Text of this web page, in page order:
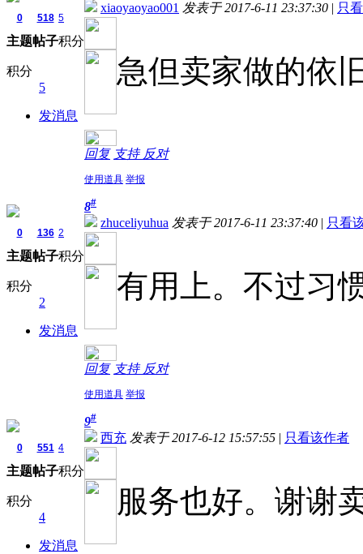
0
主题
518
帖子
5
积分
积分
5
发消息
xiaoyaoyao001 发表于 2017-6-11 23:37:30 | 只
急但卖家做的依
回复 支持 反对
使用道具 举报
0
主题
136
帖子
2
积分
积分
2
发消息
8#
zhuceliyuhua 发表于 2017-6-11 23:37:40 | 只看
有用上。不过习
回复 支持 反对
使用道具 举报
0
主题
551
帖子
4
积分
积分
4
发消息
9#
西充 发表于 2017-6-12 15:57:55 | 只看该作者
服务也好。谢谢